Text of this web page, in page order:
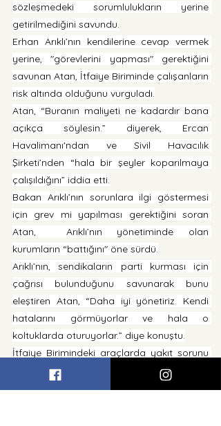
sözleşmedeki sorumlulukların yerine
getirilmediğini savundu.
Erhan Arıklı’nın kendilerine cevap vermek
yerine, "görevlerini yapması" gerektiğini
savunan Atan, İtfaiye Biriminde çalışanların
risk altında olduğunu vurguladı.
Atan, “Buranın maliyeti ne kadardır bana
açıkça söylesin.” diyerek, Ercan
Havalimanı'ndan ve Sivil Havacılık
Şirketi’nden “hala bir şeyler koparılmaya
çalışıldığını” iddia etti.
Bakan Arıklı’nın sorunlara ilgi göstermesi
için grev mi yapılması gerektiğini soran
Atan,  Arıklı’nın yönetiminde olan
kurumların “battığını" öne sürdü.
Arıklı’nın, sendikaların parti kurması için
çağrısı bulunduğunu savunarak bunu
eleştiren Atan, “Daha iyi yönetiriz. Kendi
hatalarını görmüyorlar ve hala o
koltuklarda oturuyorlar.” diye konuştu.
İtfaiye Birimindeki araçlarda yakıt sorunu
da yaşandığını öne süren Atan, “Şok
eylemlerin sonucu bizim